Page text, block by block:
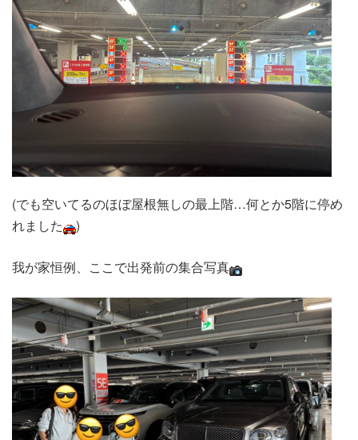
(でも空いてるのほぼ屋根無しの最上階…何とか5階に停め
れました
)
我が家恒例、ここで出発前の集合写真